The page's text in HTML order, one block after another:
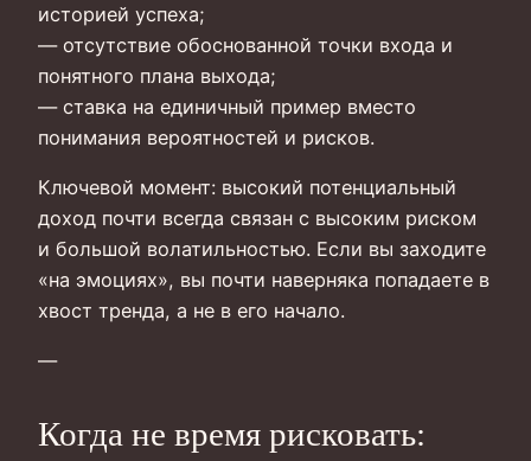
историей успеха;
— отсутствие обоснованной точки входа и
понятного плана выхода;
— ставка на единичный пример вместо
понимания вероятностей и рисков.
Ключевой момент: высокий потенциальный
доход почти всегда связан с высоким риском
и большой волатильностью. Если вы заходите
«на эмоциях», вы почти наверняка попадаете в
хвост тренда, а не в его начало.
—
Когда не время рисковать: